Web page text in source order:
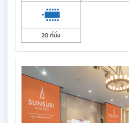
20 ที่นั่ง